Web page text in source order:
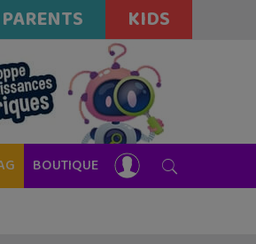
PARENTS KIDS
BOUTIQUE